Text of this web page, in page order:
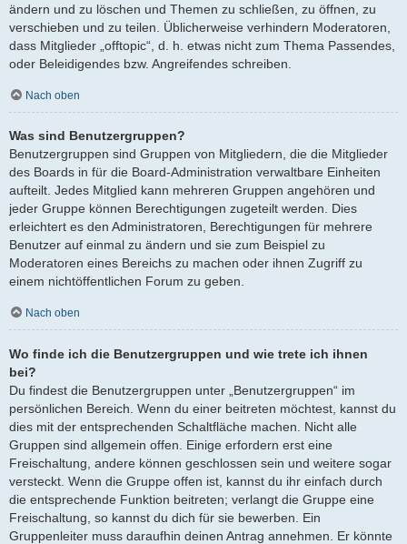
ändern und zu löschen und Themen zu schließen, zu öffnen, zu
verschieben und zu teilen. Üblicherweise verhindern Moderatoren,
dass Mitglieder „offtopic“, d. h. etwas nicht zum Thema Passendes,
oder Beleidigendes bzw. Angreifendes schreiben.
Nach oben
Was sind Benutzergruppen?
Benutzergruppen sind Gruppen von Mitgliedern, die die Mitglieder
des Boards in für die Board-Administration verwaltbare Einheiten
aufteilt. Jedes Mitglied kann mehreren Gruppen angehören und
jeder Gruppe können Berechtigungen zugeteilt werden. Dies
erleichtert es den Administratoren, Berechtigungen für mehrere
Benutzer auf einmal zu ändern und sie zum Beispiel zu
Moderatoren eines Bereichs zu machen oder ihnen Zugriff zu
einem nichtöffentlichen Forum zu geben.
Nach oben
Wo finde ich die Benutzergruppen und wie trete ich ihnen
bei?
Du findest die Benutzergruppen unter „Benutzergruppen“ im
persönlichen Bereich. Wenn du einer beitreten möchtest, kannst du
dies mit der entsprechenden Schaltfläche machen. Nicht alle
Gruppen sind allgemein offen. Einige erfordern erst eine
Freischaltung, andere können geschlossen sein und weitere sogar
versteckt. Wenn die Gruppe offen ist, kannst du ihr einfach durch
die entsprechende Funktion beitreten; verlangt die Gruppe eine
Freischaltung, so kannst du dich für sie bewerben. Ein
Gruppenleiter muss daraufhin deinen Antrag annehmen. Er könnte